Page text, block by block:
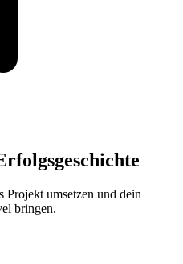
Projekt umsetzen und dein
bringen.